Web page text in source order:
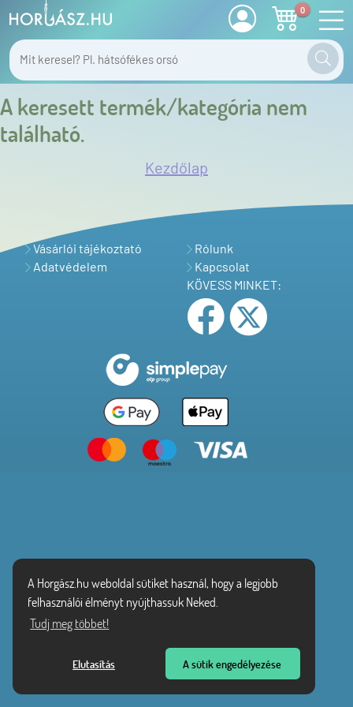
A Horgász.hu weboldal sütiket használ, hogy a legjobb
felhasználói élményt nyújthassuk Neked.
Tudj meg többet!
Elutasítás A sütik engedélyezése
0
A keresett termék/kategória nem
található.
Kezdőlap
Vásárlói tájékoztató
Adatvédelem
Rólunk
Kapcsolat
KÖVESS MINKET: